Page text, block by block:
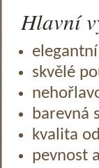
Hlavní
skvělé
barevná
kvalita od
pevnost